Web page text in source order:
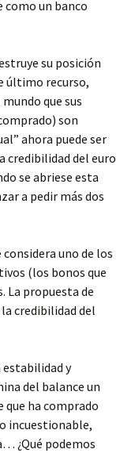
como un banco
su posición
último recurso,
que sus
son
ahora puede ser
credibilidad del euro
se abriese esta
a pedir más dos
considera uno de los
(los bonos que
La propuesta de
credibilidad del
y
del balance un
que ha comprado
incuestionable,
¿Qué podemos